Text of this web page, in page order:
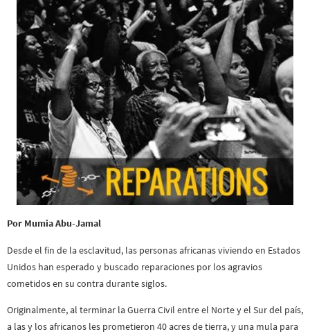
Por Mumia Abu-Jamal
Desde el fin de la esclavitud, las personas africanas viviendo en Estados
Unidos han esperado y buscado reparaciones por los agravios
cometidos en su contra durante siglos.
Originalmente, al terminar la Guerra Civil entre el Norte y el Sur del país,
a las y los africanos les prometieron 40 acres de tierra, y una mula para